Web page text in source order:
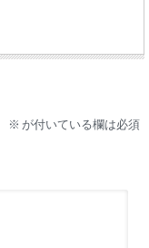
※ が付いている欄は必須